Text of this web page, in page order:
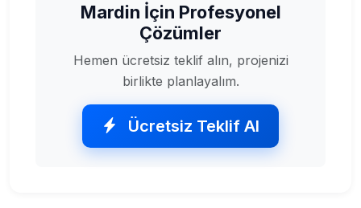
Mardin İçin Profesyonel
Çözümler
Hemen ücretsiz teklif alın, projenizi
birlikte planlayalım.
Ücretsiz Teklif Al